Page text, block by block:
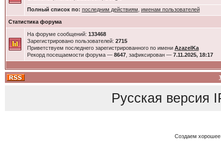
Полный список по: последним действиям именам пользователей
Статистика форума
На форуме сообщений: 133468
Зарегистрировано пользователей: 2715
Приветствуем последнего зарегистрированного по имени AzazelKa
Рекорд посещаемости форума — 8647, зафиксирован — 7.11.2025, 18:17
Русская версия
Создаем